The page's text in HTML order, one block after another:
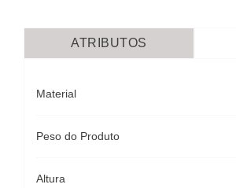
ATRIBUTOS
Material
Peso do Produto
Altura